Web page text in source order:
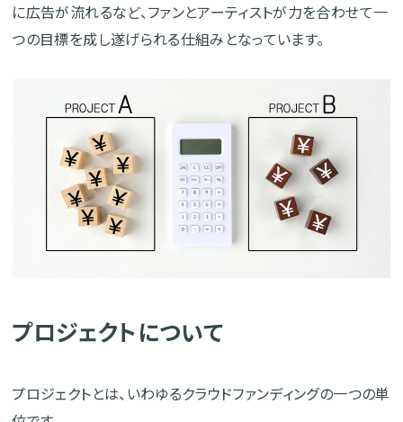
に広告が流れるなど、ファンとアーティストが力を合わせて一
つの目標を成し遂げられる仕組みとなっています。
プロジェクトについて
プロジェクトとは、いわゆるクラウドファンディングの一つの単